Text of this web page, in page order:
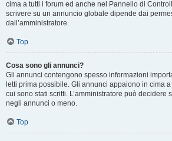
cima a tutti i forum ed anche nel Pannello di
scrivere su un annuncio globale dipende dai
dall’amministratore.
Top
Cosa sono gli annunci?
Gli annunci contengono spesso informazioni
letti prima possibile. Gli annunci appaiono in cima
cui sono stati scritti. L’amministratore può decidere
negli annunci o meno.
Top